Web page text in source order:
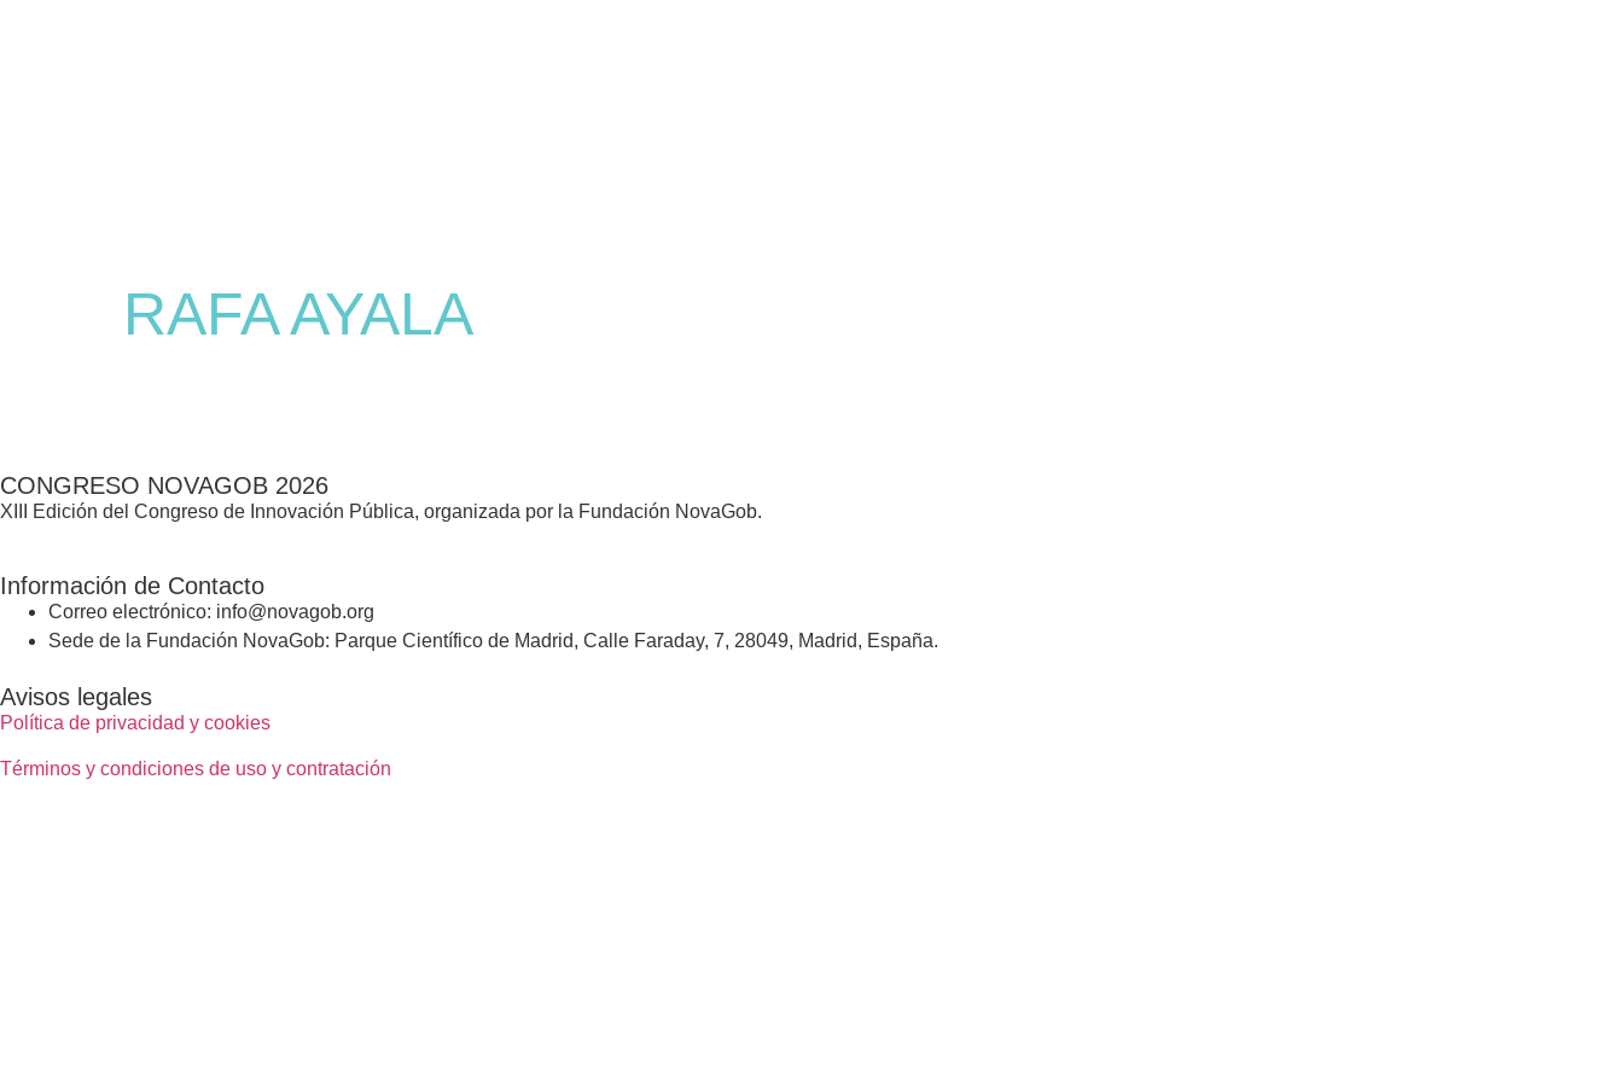
RAFA AYALA
CONGRESO NOVAGOB 2026
XIII Edición del Congreso de Innovación Pública, organizada por la Fundación NovaGob.
Información de Contacto
Correo electrónico: info@novagob.org
Sede de la Fundación NovaGob: Parque Científico de Madrid, Calle Faraday, 7, 28049, Madrid, España.
Avisos legales
Política de privacidad y cookies
Términos y condiciones de uso y contratación